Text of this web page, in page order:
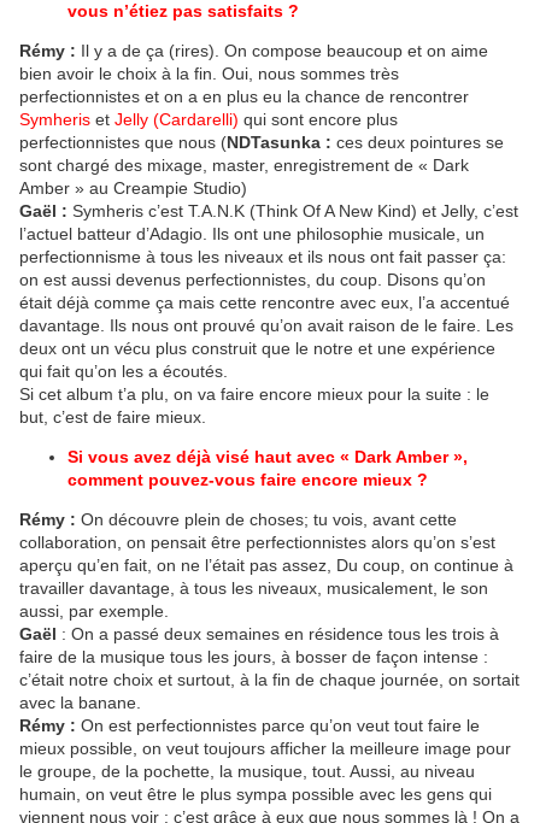
vous n’étiez pas satisfaits ?
Rémy : Il y a de ça (rires). On compose beaucoup et on aime
bien avoir le choix à la fin. Oui, nous sommes très
perfectionnistes et on a en plus eu la chance de rencontrer
Symheris et Jelly (Cardarelli) qui sont encore plus
perfectionnistes que nous (NDTasunka : ces deux pointures se
sont chargé des mixage, master, enregistrement de « Dark
Amber » au Creampie Studio)
Gaël : Symheris c’est T.A.N.K (Think Of A New Kind) et Jelly, c’est
l’actuel batteur d’Adagio. Ils ont une philosophie musicale, un
perfectionnisme à tous les niveaux et ils nous ont fait passer ça:
on est aussi devenus perfectionnistes, du coup. Disons qu’on
était déjà comme ça mais cette rencontre avec eux, l’a accentué
davantage. Ils nous ont prouvé qu’on avait raison de le faire. Les
deux ont un vécu plus construit que le notre et une expérience
qui fait qu’on les a écoutés.
Si cet album t’a plu, on va faire encore mieux pour la suite : le
but, c’est de faire mieux.
Si vous avez déjà visé haut avec « Dark Amber »,
comment pouvez-vous faire encore mieux ?
Rémy : On découvre plein de choses; tu vois, avant cette
collaboration, on pensait être perfectionnistes alors qu’on s’est
aperçu qu’en fait, on ne l’était pas assez, Du coup, on continue à
travailler davantage, à tous les niveaux, musicalement, le son
aussi, par exemple.
Gaël : On a passé deux semaines en résidence tous les trois à
faire de la musique tous les jours, à bosser de façon intense :
c’était notre choix et surtout, à la fin de chaque journée, on sortait
avec la banane.
Rémy : On est perfectionnistes parce qu’on veut tout faire le
mieux possible, on veut toujours afficher la meilleure image pour
le groupe, de la pochette, la musique, tout. Aussi, au niveau
humain, on veut être le plus sympa possible avec les gens qui
viennent nous voir : c’est grâce à eux que nous sommes là ! On a